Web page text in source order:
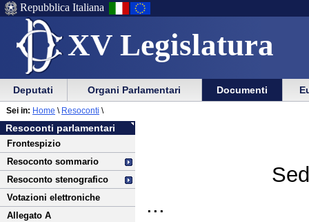
XV Legislatura
Menu
di
ausilio
alla
navigazione
Vai
Menu
di
navigazione
principale
Repubblica Italiana
Menu
di
navigazione
principale
Vai
menu
di
sezione
Deputati Organi Parlamentari Documenti
Vai
al
contenuto
Resoconti parlamentari
Frontespizio
Resoconto sommario
Resoconto stenografico
Votazioni elettroniche
Allegato A
Sei in: Home \ Resoconti \
...